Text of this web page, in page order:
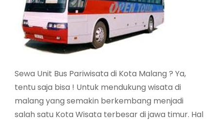
Sewa Unit Bus Pariwisata di Kota Malang ? Ya,
tentu saja bisa ! Untuk mendukung wisata di
malang yang semakin berkembang menjadi
salah satu Kota Wisata terbesar di jawa timur. Hal